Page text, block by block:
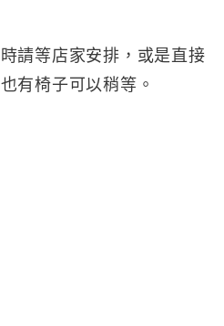
請等店家安排，或是直接
有椅子可以稍等。